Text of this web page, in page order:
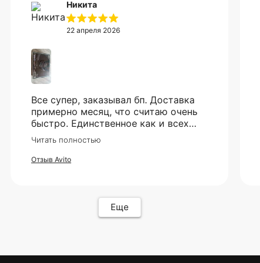
Никита
22 апреля 2026
Все супер, заказывал бп. Доставка
примерно месяц, что считаю очень
быстро. Единственное как и всех
смутило - это оплата, но все прошло
гладко. Упакован товар тоже был
хорошо, в двойной коробке и в
Читать полностью
Отзыв Avito
Еще
Понятно